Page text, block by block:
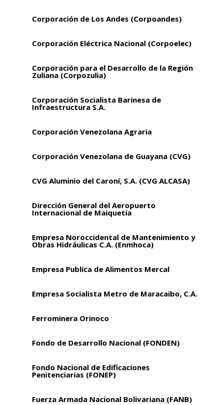
Corporación de Los Andes (Corpoandes)
Corporación Eléctrica Nacional (Corpoelec)
Corporación para el Desarrollo de la Región
Zuliana (Corpozulia)
Corporación Socialista Barinesa de
Infraestructura S.A.
Corporación Venezolana Agraria
Corporación Venezolana de Guayana (CVG)
CVG Aluminio del Caroní, S.A. (CVG ALCASA)
Dirección General del Aeropuerto
Internacional de Maiquetía
Empresa Noroccidental de Mantenimiento y
Obras Hidráulicas C.A. (Enmhoca)
Empresa Publica de Alimentos Mercal
Empresa Socialista Metro de Maracaibo, C.A.
Ferrominera Orinoco
Fondo de Desarrollo Nacional (FONDEN)
Fondo Nacional de Edificaciones
Penitenciarias (FONEP)
Fuerza Armada Nacional Bolivariana (FANB)